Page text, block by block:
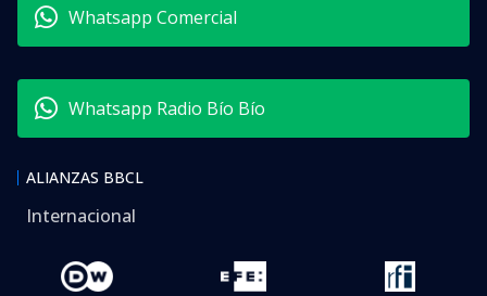
Whatsapp Comercial
Whatsapp Radio Bío Bío
ALIANZAS BBCL
Internacional